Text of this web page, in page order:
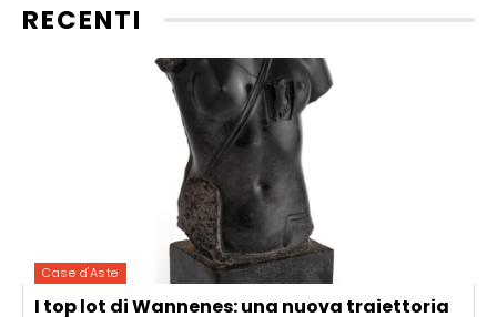
RECENTI
Case d'Aste
I top lot di Wannenes: una nuova traiettoria